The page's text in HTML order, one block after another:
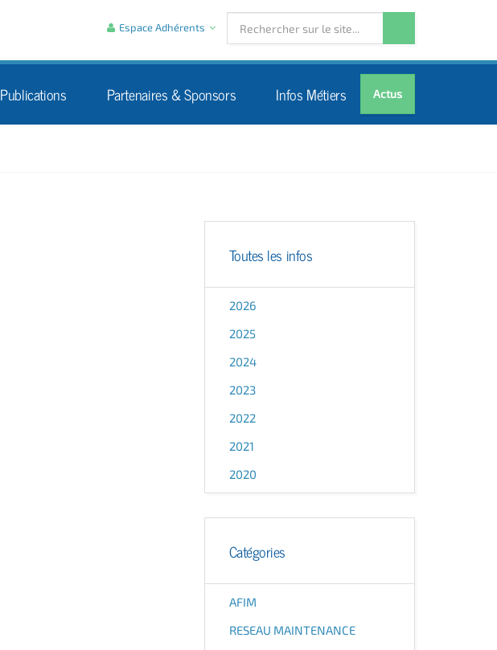
Actus
Publications Partenaires & Sponsors Infos Métiers
Espace Adhérents
Toutes les infos
2026
2025
2024
2023
2022
2021
2020
Catégories
AFIM
RESEAU MAINTENANCE